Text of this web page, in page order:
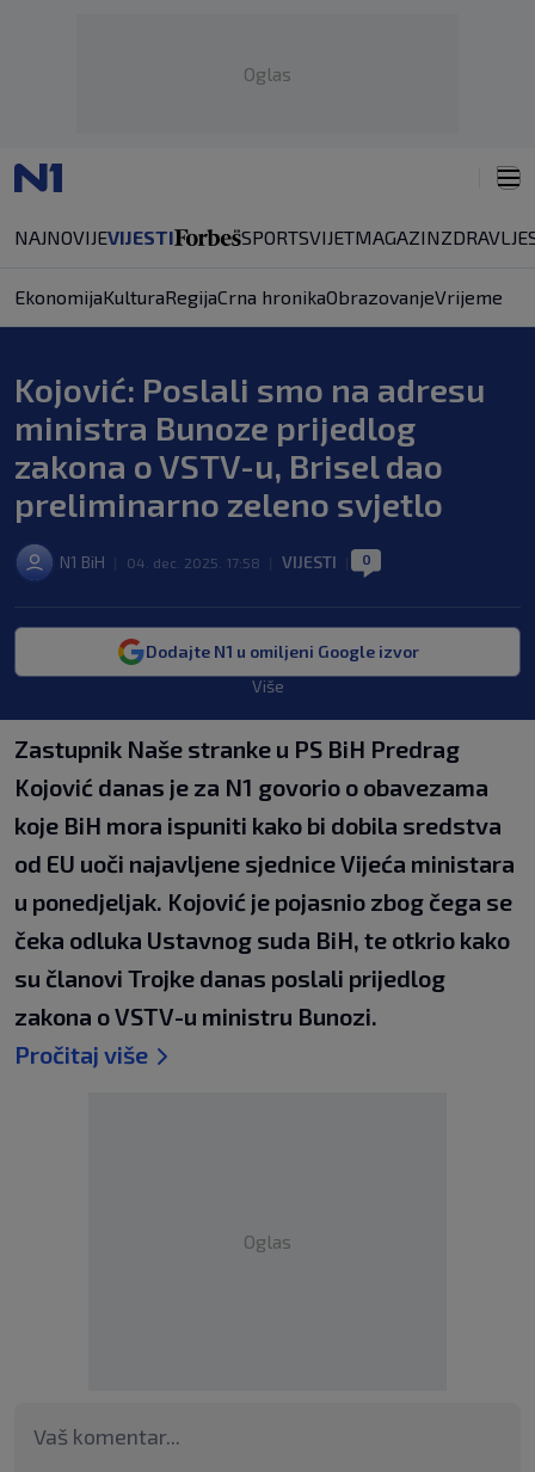
Oglas
NAJNOVIJEVIJESTI SPORTSVIJETMAGAZINZDRAVLJE
EkonomijaKulturaRegijaCrna hronikaObrazovanjeVrijeme
Kojović: Poslali smo na adresu
ministra Bunoze prijedlog
zakona o VSTV-u, Brisel dao
preliminarno zeleno svjetlo
N1 BiH 04. dec. 2025. 17:58 VIJESTI 0
Dodajte N1 u omiljeni Google izvor
Više
Zastupnik Naše stranke u PS BiH Predrag
Kojović danas je za N1 govorio o obavezama
koje BiH mora ispuniti kako bi dobila sredstva
od EU uoči najavljene sjednice Vijeća ministara
u ponedjeljak. Kojović je pojasnio zbog čega se
čeka odluka Ustavnog suda BiH, te otkrio kako
su članovi Trojke danas poslali prijedlog
zakona o VSTV-u ministru Bunozi.
Pročitaj više
Oglas